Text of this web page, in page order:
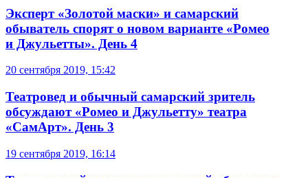
Эксперт «Золотой маски» и самарский
обыватель спорят о новом варианте «Ромео
и Джульетты». День 4
20 сентября 2019, 15:42
Театровед и обычный самарский зритель
обсуждают «Ромео и Джульетту» театра
«СамАрт». День 3
19 сентября 2019, 16:14